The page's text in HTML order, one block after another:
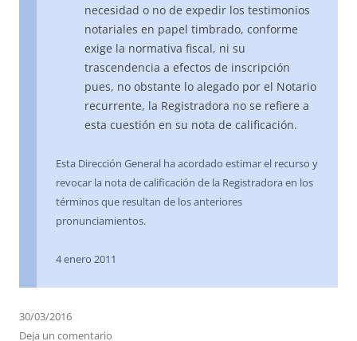
necesidad o no de expedir los testimonios
notariales en papel timbrado, conforme
exige la normativa fiscal, ni su
trascendencia a efectos de inscripción
pues, no obstante lo alegado por el Notario
recurrente, la Registradora no se refiere a
esta cuestión en su nota de calificación.
Esta Dirección General ha acordado estimar el recurso y
revocar la nota de calificación de la Registradora en los
términos que resultan de los anteriores
pronunciamientos.
4 enero 2011
30/03/2016
Deja un comentario